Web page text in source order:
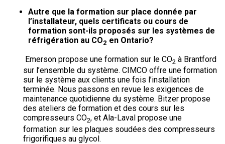
Autre que la formation sur place donnée par
l’installateur, quels certificats ou cours de
formation sont-ils proposés sur les systèmes de
réfrigération au CO2 en Ontario?
Emerson propose une formation sur le CO2 à Brantford
sur l’ensemble du système. CIMCO offre une formation
sur le système aux clients une fois l’installation
terminée. Nous passons en revue les exigences de
maintenance quotidienne du système. Bitzer propose
des ateliers de formation et des cours sur les
compresseurs CO2, et Ala-Laval propose une
formation sur les plaques soudées des compresseurs
frigorifiques au glycol.